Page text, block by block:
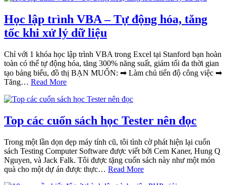
Học lập trình VBA – Tự động hóa, tăng
tốc khi xử lý dữ liệu
Chỉ với 1 khóa học lập trình VBA trong Excel tại Stanford bạn hoàn
toàn có thể tự động hóa, tăng 300% năng suất, giảm tối đa thời gian
tạo bảng biểu, đồ thị BẠN MUỐN: ➡ Làm chủ tiến độ công việc ➡
Tăng… Read More
Top các cuốn sách học Tester nên đọc
Trong một lần dọn dẹp máy tính cũ, tôi tình cờ phát hiện lại cuốn
sách Testing Computer Software được viết bởi Cem Kaner, Hung Q
Nguyen, và Jack Falk. Tôi được tặng cuốn sách này như một món
quà cho một dự án được thực… Read More